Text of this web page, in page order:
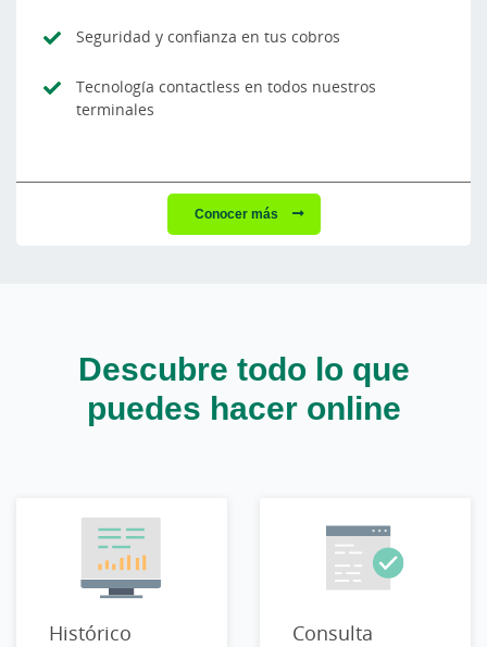
Seguridad y confianza en tus cobros
Tecnología contactless en todos nuestros
terminales
Conocer más
Descubre todo lo que
puedes hacer online
Histórico
Consulta